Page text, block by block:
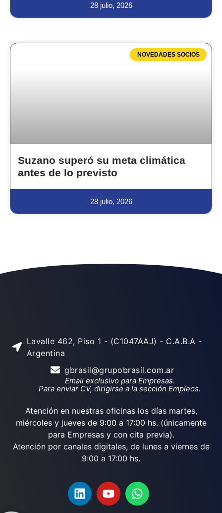
28 julio, 2026
NOVEDADES SOCIOS
Suzano superó su meta climática
antes de lo previsto
28 julio, 2026
Lavalle 462, Piso 1 - (C1047AAJ) - C.A.B.A -
Argentina
gbrasil@grupobrasil.com.ar
Email exclusivo para Empresas.
Para enviar CV, dirigirse a la sección Empleos.
Atención en nuestras oficinas los días martes,
miércoles y jueves de 9:00 a 17:00 hs. (únicamente
para Empresas y con cita previa).
Atención por canales digitales, de lunes a viernes de
9:00 a 17:00 hs.